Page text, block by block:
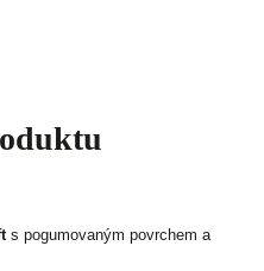
s pogumovaným povrchem a